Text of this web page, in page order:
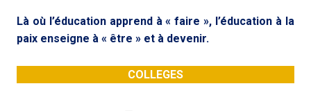
Là où l’éducation apprend à « faire », l’éducation à la
paix enseigne à « être » et à devenir.
COLLEGES